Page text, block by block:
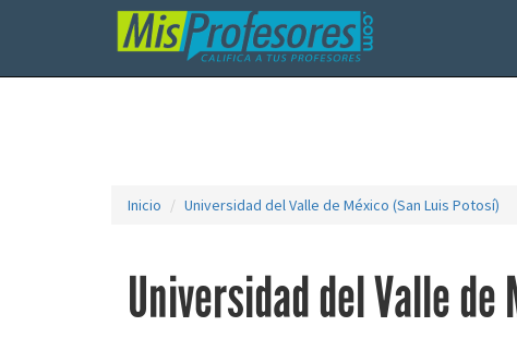
Inicio Universidad del Valle de México (San Luis Potosí)
Universidad del Valle